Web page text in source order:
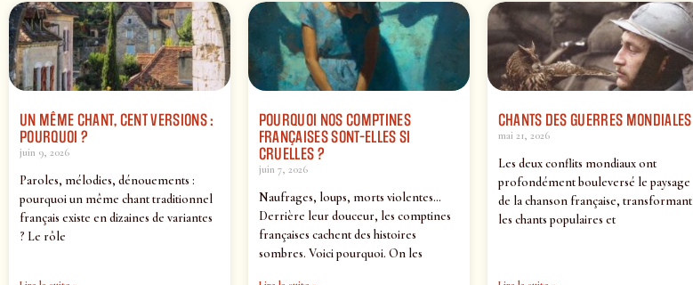
UN MÊME CHANT, CENT VERSIONS :
POURQUOI ?
juin 9, 2026
Paroles, mélodies, dénouements :
pourquoi un même chant traditionnel
français existe en dizaines de variantes
? Le rôle
POURQUOI NOS COMPTINES
FRANÇAISES SONT-ELLES SI
CRUELLES ?
juin 7, 2026
Naufrages, loups, morts violentes…
Derrière leur douceur, les comptines
françaises cachent des histoires
sombres. Voici pourquoi. On les
CHANTS DES GUERRES MONDIALES
mai 21, 2026
Les deux conflits mondiaux ont
profondément bouleversé le paysage
de la chanson française, transformant
les chants populaires et